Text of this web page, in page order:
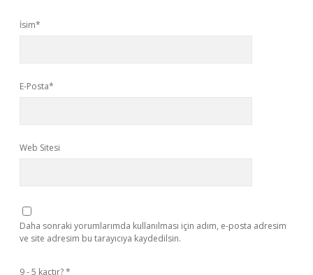
İsim*
E-Posta*
Web Sitesi
Daha sonraki yorumlarımda kullanılması için adım, e-posta adresim
ve site adresim bu tarayıcıya kaydedilsin.
9 - 5 kaçtır?*